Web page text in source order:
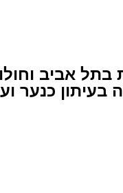
בתל אביב
כנער